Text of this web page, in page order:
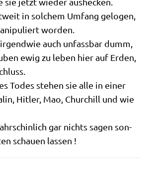
in sol­chem Umfang gelo­gen,
worden.
auch unfass­bar dumm,
ewig zu leben hier auf Erden,
Todes ste­hen sie alle in einer
Hit­ler, Mao, Chur­chill und wie
gar nichts sagen son­
schau­en lassen !